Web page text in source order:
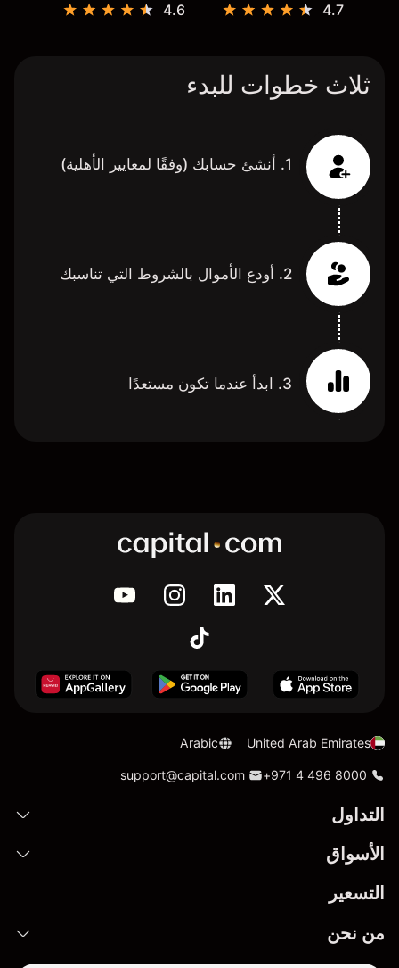
4.7
4.6
ثلاث خطوات للبدء
1. أنشئ حسابك (وفقًا لمعايير الأهلية)
2. أودع الأموال بالشروط التي تناسبك
3. ابدأ عندما تكون مستعدًا
United Arab Emirates
Arabic
+971 4 496 8000
support@capital.com
التداول
الأسواق
التسعير
من نحن